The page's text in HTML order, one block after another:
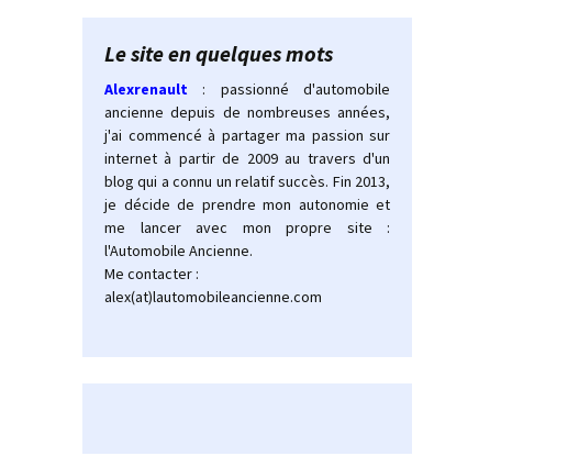
Le site en quelques mots
Alexrenault
: passionné d'automobile
ancienne depuis de nombreuses années,
j'ai commencé à partager ma passion sur
internet à partir de 2009 au travers d'un
blog qui a connu un relatif succès. Fin 2013,
je décide de prendre mon autonomie et
me lancer avec mon propre site :
l'Automobile Ancienne.
Me contacter :
alex(at)lautomobileancienne.com